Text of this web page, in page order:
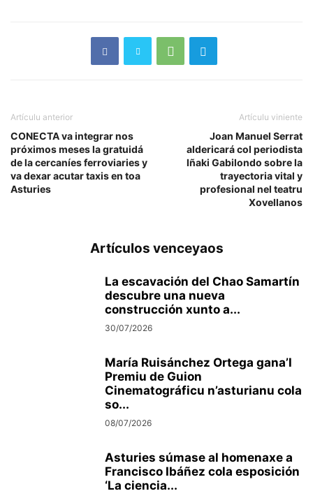
Artículu anterior
CONECTA va integrar nos
próximos meses la gratuidá
de la cercaníes ferroviaries y
va dexar acutar taxis en toa
Asturies
Artículu viniente
Joan Manuel Serrat
aldericará col periodista
Iñaki Gabilondo sobre la
trayectoria vital y
profesional nel teatru
Xovellanos
Artículos venceyaos
La escavación del Chao Samartín
descubre una nueva
construcción xunto a...
30/07/2026
María Ruisánchez Ortega gana’l
Premiu de Guion
Cinematográficu n’asturianu cola
so...
08/07/2026
Asturies súmase al homenaxe a
Francisco Ibáñez cola esposición
‘La ciencia...